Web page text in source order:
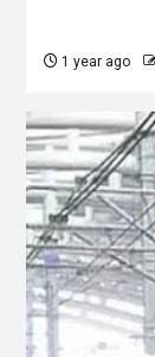
1 year ago